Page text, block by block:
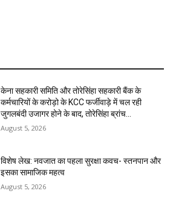
केना सहकारी समिति और तोरेसिंहा सहकारी बैंक के
कर्मचारियों के करोड़ो के KCC फर्जीवाड़े में चल रही
जुगलबंदी उजागर होने के बाद, तोरेसिंहा ब्रांच...
August 5, 2026
विशेष लेख: नवजात का पहला सुरक्षा कवच- स्तनपान और
इसका सामाजिक महत्व
August 5, 2026